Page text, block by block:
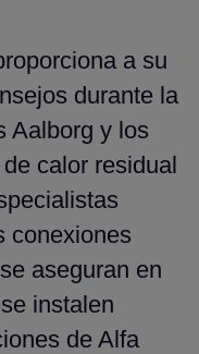
a su
durante la
Aalborg y los
calor residual
conexiones
aseguran en
instalen
de Alfa